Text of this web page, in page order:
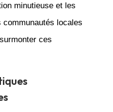
minutieuse et les
locales
ces